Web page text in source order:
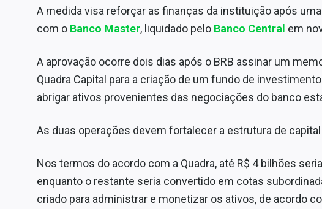
A medida visa reforçar as finanças da instituição após
com o Banco Master, liquidado pelo Banco Central em
A aprovação ocorre dois dias após o BRB assinar um
Quadra Capital para a criação de um fundo de
abrigar ativos provenientes das negociações do banco
As duas operações devem fortalecer a estrutura de capital
Nos termos do acordo com a Quadra, até R$ 4 bilhões
enquanto o restante seria convertido em cotas
criado para administrar e monetizar os ativos, de acordo